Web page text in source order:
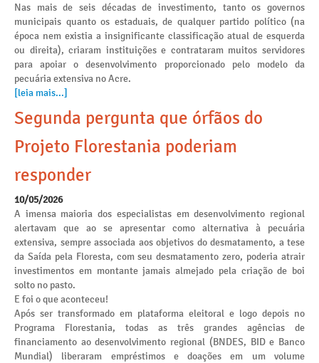
Nas mais de seis décadas de investimento, tanto os governos
municipais quanto os estaduais, de qualquer partido político (na
época nem existia a insignificante classificação atual de esquerda
ou direita), criaram instituições e contrataram muitos servidores
para apoiar o desenvolvimento proporcionado pelo modelo da
pecuária extensiva no Acre.
[leia mais...]
Segunda pergunta que órfãos do
Projeto Florestania poderiam
responder
10/05/2026
A imensa maioria dos especialistas em desenvolvimento regional
alertavam que ao se apresentar como alternativa à pecuária
extensiva, sempre associada aos objetivos do desmatamento, a tese
da Saída pela Floresta, com seu desmatamento zero, poderia atrair
investimentos em montante jamais almejado pela criação de boi
solto no pasto.
E foi o que aconteceu!
Após ser transformado em plataforma eleitoral e logo depois no
Programa Florestania, todas as três grandes agências de
financiamento ao desenvolvimento regional (BNDES, BID e Banco
Mundial) liberaram empréstimos e doações em um volume